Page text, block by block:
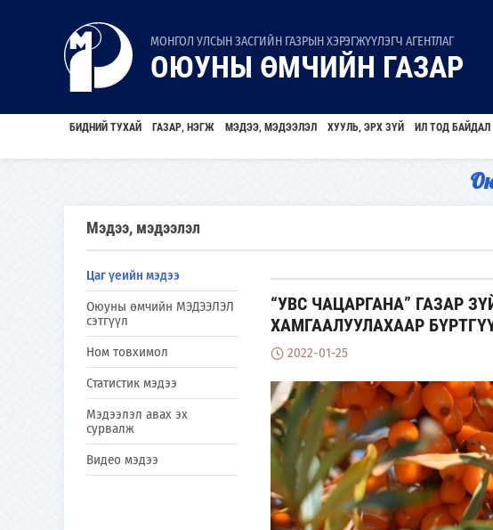
МОНГОЛ УЛСЫН ЗАСГИЙН ГАЗРЫН ХЭРЭГЖҮҮЛЭГЧ АГЕНТЛАГ
ОЮУНЫ ӨМЧИЙН ГАЗАР
БИДНИЙ ТУХАЙ ГАЗАР, НЭГЖ МЭДЭЭ, МЭДЭЭЛЭЛ ХУУЛЬ, ЭРХ ЗҮЙ ИЛ ТОД БАЙДАЛ
Мэдээ, мэдээлэл
Цаг үеийн мэдээ
Оюуны өмчийн МЭДЭЭЛЭЛ
сэтгүүл
Ном товхимол
Статистик мэдээ
Мэдээлэл авах эх
сурвалж
Видео мэдээ
“УВС ЧАЦАРГАНА” ГАЗАР
ХАМГААЛУУЛАХААР
2022-01-25